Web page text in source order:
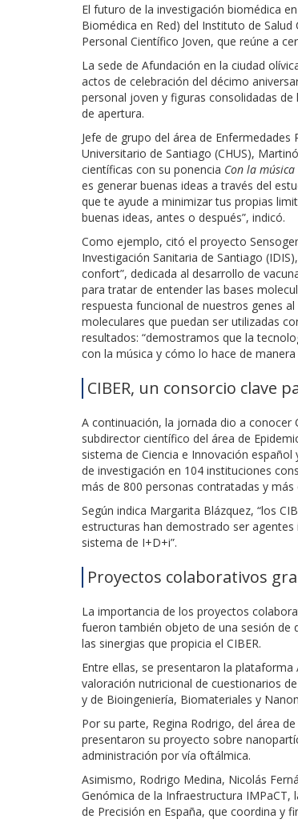
El futuro de la investigación biomédica
Biomédica en Red) del Instituto de
Personal Científico Joven, que reúne a
La sede de Afundación en la ciudad
actos de celebración del décimo
personal joven y figuras consolidadas
de apertura.
Jefe de grupo del área de Enfermedades
Universitario de Santiago (CHUS),
científicas con su ponencia Con la
es generar buenas ideas a través del
que te ayude a minimizar tus propias
buenas ideas, antes o después”, indicó.
Como ejemplo, citó el proyecto
Investigación Sanitaria de Santiago
confort”, dedicada al desarrollo de
para tratar de entender las bases
respuesta funcional de nuestros genes
moleculares que puedan ser utilizadas
resultados: “demostramos que la
con la música y cómo lo hace de
CIBER, un consorcio clave
A continuación, la jornada dio a conocer
subdirector científico del área de
sistema de Ciencia e Innovación
de investigación en 104 instituciones
más de 800 personas contratadas y
Según indica Margarita Blázquez, “los
estructuras han demostrado ser agentes
sistema de I+D+i”.
Proyectos colaborativos
La importancia de los proyectos
fueron también objeto de una sesión de
las sinergias que propicia el CIBER.
Entre ellas, se presentaron la
valoración nutricional de cuestionarios
y de Bioingeniería, Biomateriales y
Por su parte, Regina Rodrigo, del área
presentaron su proyecto sobre
administración por vía oftálmica.
Asimismo, Rodrigo Medina, Nicolás
Genómica de la Infraestructura
de Precisión en España, que coordina y